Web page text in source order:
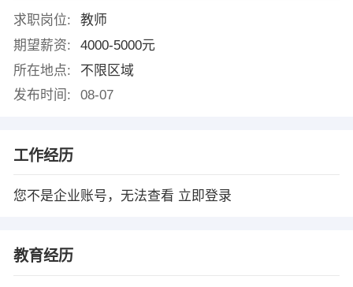
求职岗位:
教师
期望薪资:
4000-5000元
所在地点:
不限区域
发布时间:
08-07
工作经历
您不是企业账号，无法查看 立即登录
教育经历